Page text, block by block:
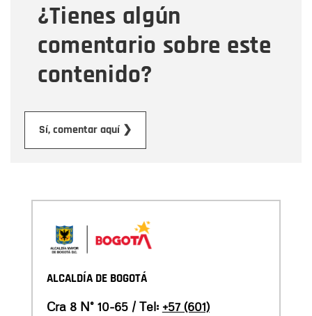
¿Tienes algún
comentario sobre este
contenido?
Sí, comentar aquí ❯
Mensaje
ALCALDÍA DE BOGOTÁ
Cra 8 N° 10-65 / Tel: +57 (601)